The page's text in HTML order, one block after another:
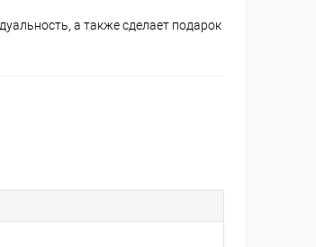
а также сделает подарок